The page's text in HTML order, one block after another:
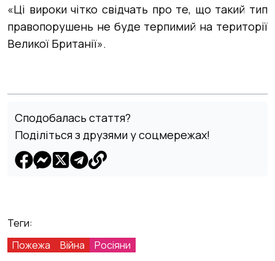
«Ці вироки чітко свідчать про те, що такий тип
правопорушень не буде терпимий на території
Великої Британії».
Сподобалась стаття?
Поділіться з друзями у соцмережах!
Теги:
Пожежа
Війна Росіяни